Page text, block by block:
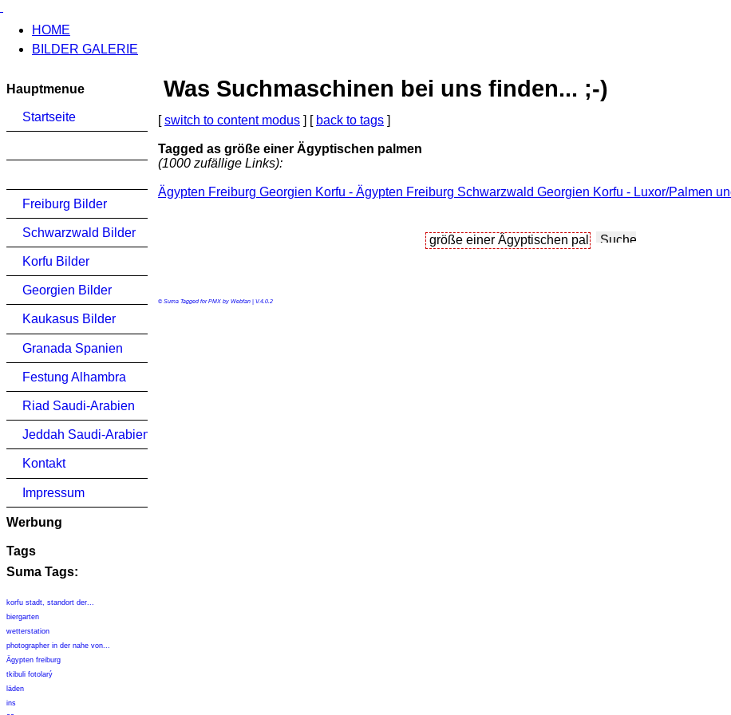
HOME
BILDER GALERIE
Hauptmenue
Startseite
Freiburg Bilder
Schwarzwald Bilder
Korfu Bilder
Georgien Bilder
Kaukasus Bilder
Granada Spanien
Festung Alhambra
Riad Saudi-Arabien
Jeddah Saudi-Arabien
Kontakt
Impressum
Werbung
Tags
Suma Tags:
korfu stadt, standort der...
biergarten
wetterstation
photographer in der nahe von...
Ägypten freiburg
tkibuli fotolarý
läden
ins
Was Suchmaschinen bei uns finden... ;-)
[switch to content modus ] [ back to tags ]
Tagged as größe einer Ägyptischen palmen
(1000 zufällige Links):
Ägypten Freiburg Georgien Korfu - Ägypten Freiburg Schwarzwald Georgien Korfu - Luxor/Palmen
© Suma Tagged for PMX by Webfan | V.4.0.2